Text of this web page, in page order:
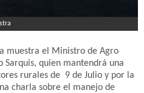
muestra el Ministro de Agro
Sarquis, quien mantendrá una
rurales de 9 de Julio y por la
charla sobre el manejo de